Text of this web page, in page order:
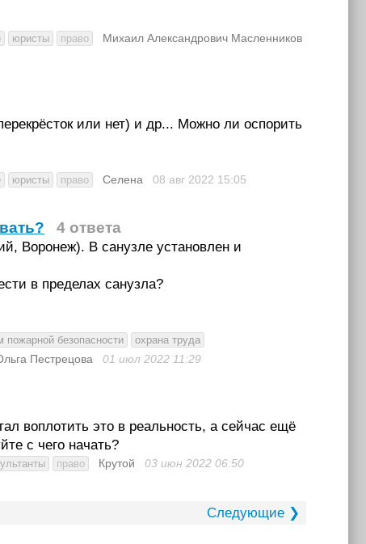
юристы право
Михаил Александрович Масленников
или нет) и др... Можно ли оспорить
юристы право Селена 08 авг 2022 15:05
4 ответа
Воронеж). В санузле установлен и
в пределах санузла?
пожарной безопасности
охрана труда
Пестрецова 01 июл 2022 11:29
воплотить это в реальность, а сейчас ещё
с чего начать?
право Крутой 03 июн 2022 06:50
Следующие ❯